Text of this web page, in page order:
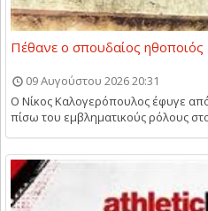
Πέθανε ο σπουδαίος
09 Αυγούστου 2026 20:31
Ο Νίκος Καλογερόπουλος έφυγε
πίσω του εμβληματικούς ρόλους